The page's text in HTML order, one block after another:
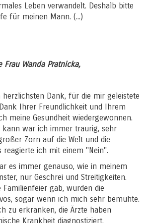
Leben verwandelt. Deshalb bitte
für meinen Mann. (...)
Wanda Pratnicka,
Dank, für die mir geleistete
Ihrer Freundlichkeit und Ihrem
meine Gesundheit wiedergewonnen.
kann war ich immer traurig, sehr
Zorn auf die Welt und die
reagierte ich mit einem "Nein".
es immer genauso, wie in meinem
nur Geschrei und Streitigkeiten.
Familienfeier gab, wurden die
sogar wenn ich mich sehr bemühte.
zu erkranken, die Ärzte haben
Krankheit diagnostiziert.